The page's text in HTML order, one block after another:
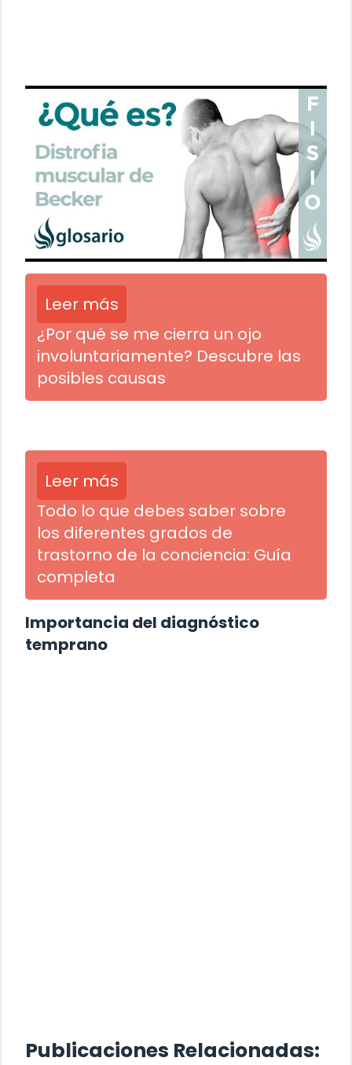
Leer más
¿Por qué se me cierra un ojo
involuntariamente? Descubre las
posibles causas
Leer más
Todo lo que debes saber sobre
los diferentes grados de
trastorno de la conciencia: Guía
completa
Importancia del diagnóstico
temprano
Publicaciones Relacionadas: